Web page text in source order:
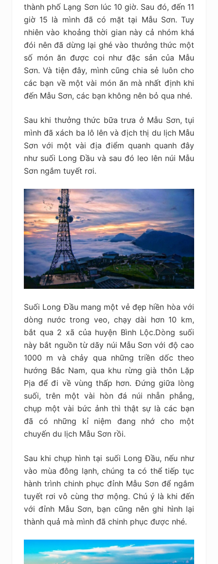
thành phố Lạng Sơn lúc 10 giờ. Sau đó, đến 11
giờ 15 là mình đã có mặt tại Mẫu Sơn. Tuy
nhiên vào khoảng thời gian này cả nhóm khá
đói nên đã dừng lại ghé vào thưởng thức một
số món ăn được coi như đặc sản của Mẫu
Sơn. Và tiện đây, mình cũng chia sẻ luôn cho
các bạn về một vài món ăn mà nhất định khi
đến Mẫu Sơn, các bạn không nên bỏ qua nhé.
Sau khi thưởng thức bữa trưa ở Mẫu Sơn, tụi
mình đã xách ba lô lên và địch thị du lịch Mẫu
Sơn với một vài địa điểm quanh quanh đây
như suối Long Đầu và sau đó leo lên núi Mẫu
Sơn ngắm tuyết rơi.
Suối Long Đầu mang một vẻ đẹp hiền hòa với
dòng nước trong veo, chạy dài hơn 10 km,
bắt qua 2 xã của huyện Bình Lộc.Dòng suối
này bắt nguồn từ dãy núi Mẫu Sơn với độ cao
1000 m và chảy qua những triền dốc theo
hướng Bắc Nam, qua khu rừng già thôn Lặp
Pịa để đi về vùng thấp hơn. Đứng giữa lòng
suối, trên một vài hòn đá núi nhẵn phẳng,
chụp một vài bức ảnh thì thật sự là các bạn
đã có những kỉ niệm đang nhớ cho một
chuyến du lịch Mẫu Sơn rồi.
Sau khi chụp hình tại suối Long Đầu, nếu như
vào mùa đông lạnh, chúng ta có thể tiếp tục
hành trình chinh phục đỉnh Mẫu Sơn để ngắm
tuyết rơi vô cùng thơ mộng. Chú ý là khi đến
với đỉnh Mẫu Sơn, bạn cũng nên ghi hình lại
thành quả mà mình đã chinh phục được nhé.